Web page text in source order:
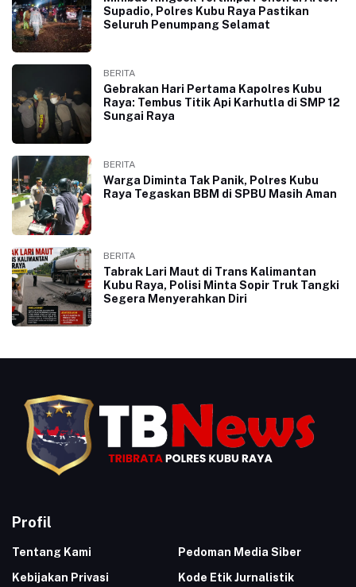
Supadio, Polres Kubu Raya Pastikan
Seluruh Penumpang Selamat
BERITA
Gebrakan Hari Pertama Kapolres Kubu
Raya: Tembus Titik Api Karhutla di SMP 12
Sungai Raya
BERITA
Warga Diminta Tak Panik, Polres Kubu
Raya Tegaskan BBM di SPBU Masih Aman
BERITA
Tabrak Lari Maut di Trans Kalimantan
Kubu Raya, Polisi Minta Sopir Truk Tangki
Segera Menyerahkan Diri
Profil
Tentang Kami
Pedoman Media Siber
Kebijakan Privasi
Kode Etik Jurnalistik